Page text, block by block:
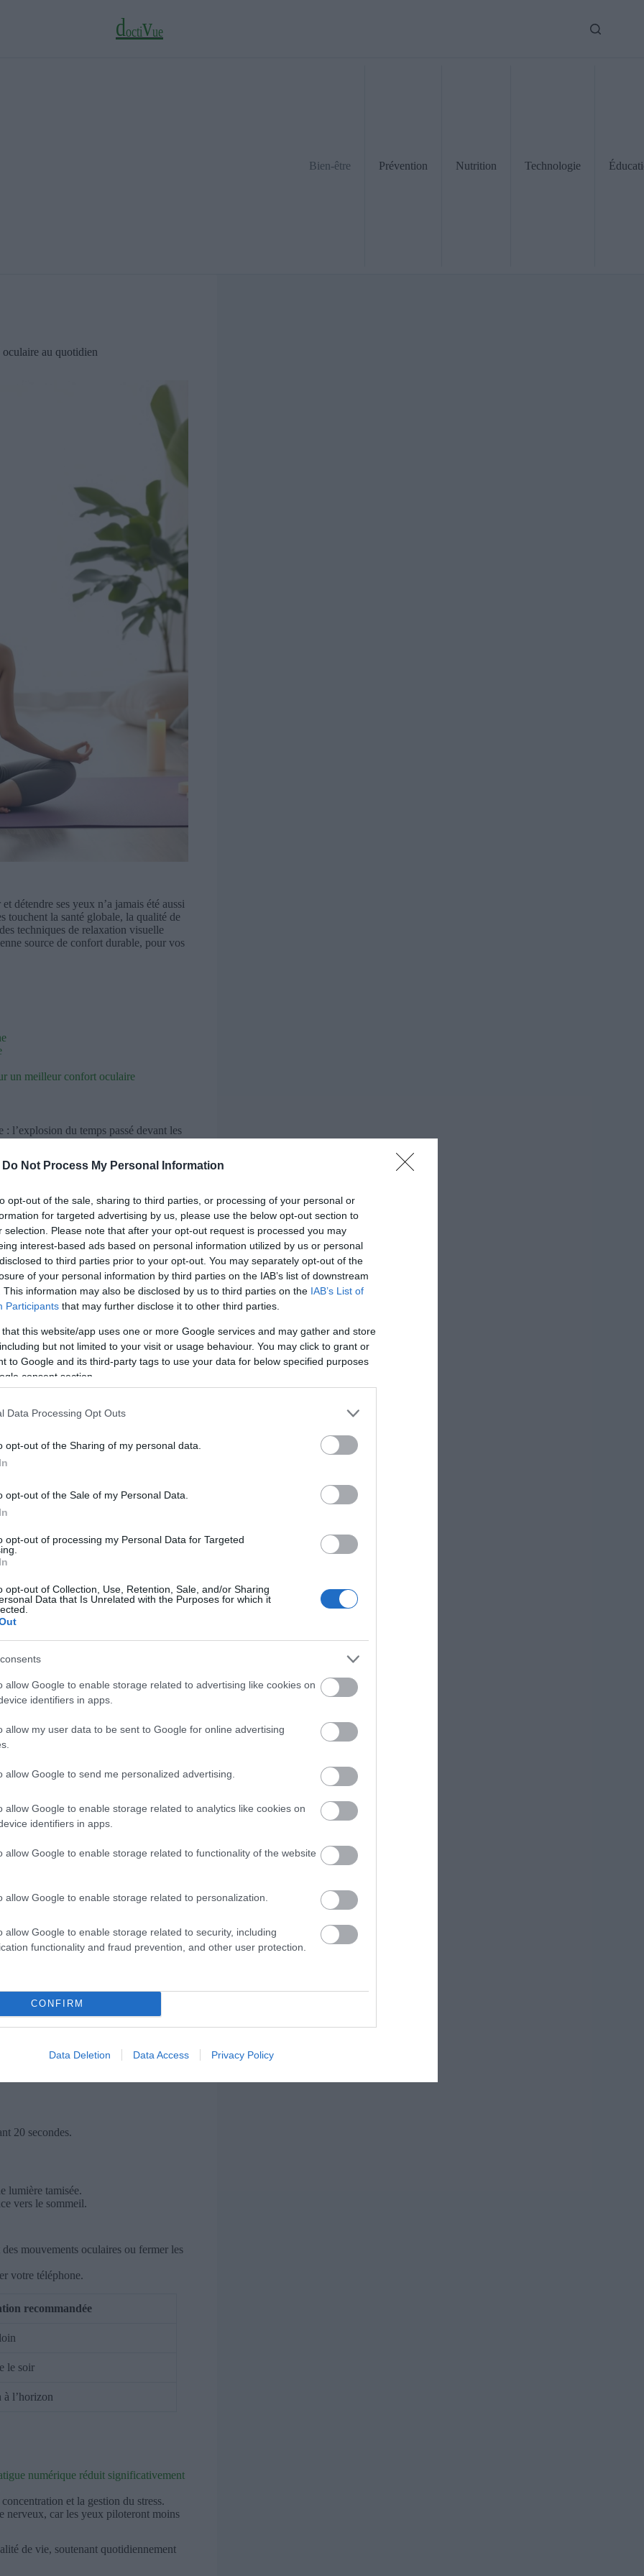
Do Not Process My Personal Information
opt-out of the sale, sharing to third parties, or processing of your personal or
for targeted advertising by us, please use the below opt-out section to
selection. Please note that after your opt-out request is processed you may
interest-based ads based on personal information utilized by us or personal
to third parties prior to your opt-out. You may separately opt-out of the
of your personal information by third parties on the IAB’s list of downstream
This information may also be disclosed by us to third parties on the IAB’s List of
Participants that may further disclose it to other third parties.
that this website/app uses one or more Google services and may gather and store
but not limited to your visit or usage behaviour. You may click to grant or
to Google and its third-party tags to use your data for below specified purposes
consent section.
Data Processing Opt Outs
opt-out of the Sharing of my personal data.
opt-out of the Sale of my Personal Data.
opt-out of processing my Personal Data for Targeted
opt-out of Collection, Use, Retention, Sale, and/or Sharing
Data that Is Unrelated with the Purposes for which it
allow Google to enable storage related to advertising like cookies on
identifiers in apps.
allow my user data to be sent to Google for online advertising
allow Google to send me personalized advertising.
allow Google to enable storage related to analytics like cookies on
identifiers in apps.
allow Google to enable storage related to functionality of the website
allow Google to enable storage related to personalization.
allow Google to enable storage related to security, including
functionality and fraud prevention, and other user protection.
CONFIRM
Data Deletion Data Access Privacy Policy
doctivue
Bien-être Prévention Nutrition Technologie
au quotidien
détendre ses yeux n’a jamais été aussi
touchent la santé globale, la qualité de
techniques de relaxation visuelle
source de confort durable, pour vos
un meilleur confort oculaire
l’explosion du temps passé devant les
de pauses visuelles, et la
(2018), elle peut entraîner :
vers le bien-être visuel.
oculaire et l’adaptation des pratiques
si on sollicite trop le même angle
favorisant un retour rapide au
est capital : adaptez toujours vos
personnalisez.
muscles orbitaires et calme l’esprit.
toutes les 20 minutes.
et épargne vos yeux de la focale
favorise non seulement la
gauche, en haut puis en bas, sans
se détendre.
dans vos paupières et les muscles
conscience, favorisent la détente
20 secondes.
lumière tamisée.
vers le sommeil.
mouvements oculaires ou fermer les
votre téléphone.
recommandée
le soir
l’horizon
numérique réduit significativement
et la gestion du stress.
nerveux, car les yeux piloteront moins
de vie, soutenant quotidiennement